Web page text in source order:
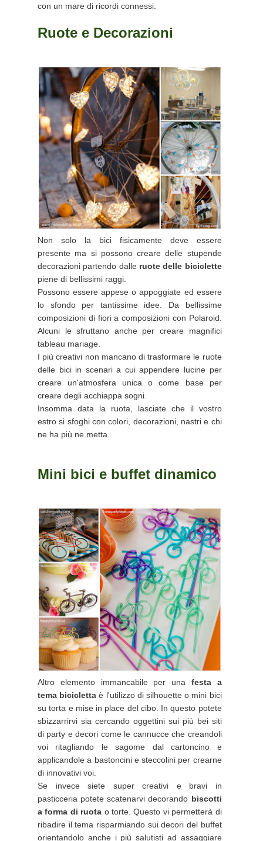
con un mare di ricordi connessi.
Ruote e Decorazioni
Non solo la bici fisicamente deve essere
presente ma si possono creare delle stupende
decorazioni partendo dalle ruote delle biciclette
piene di bellissimi raggi.
Possono essere appese o appoggiate ed essere
lo sfondo per tantissime idee. Da bellissime
composizioni di fiori a composizioni con Polaroid.
Alcuni le sfruttano anche per creare magnifici
tableau mariage.
I più creativi non mancano di trasformare le ruote
delle bici in scenari a cui appendere lucine per
creare un'atmosfera unica o come base per
creare degli acchiappa sogni.
Insomma data la ruota, lasciate che il vostro
estro si sfoghi con colori, decorazioni, nastri e chi
ne ha più ne metta.
Mini bici e buffet dinamico
Altro elemento immancabile per una festa a
tema bicicletta è l'utilizzo di silhouette o mini bici
su torta e mise in place del cibo. In questo potete
sbizzarrirvi sia cercando oggettini sui più bei siti
di party e decori come le cannucce che creandoli
voi ritagliando le sagome dal cartoncino e
applicandole a bastoncini e steccolini per crearne
di innovativi voi.
Se invece siete super creativi e bravi in
pasticceria potete scatenarvi decorando biscotti
a forma di ruota o torte. Questo vi permetterà di
ribadire il tema risparmiando sui decori del buffet
orientandolo anche i più salutisti ad assaggiare